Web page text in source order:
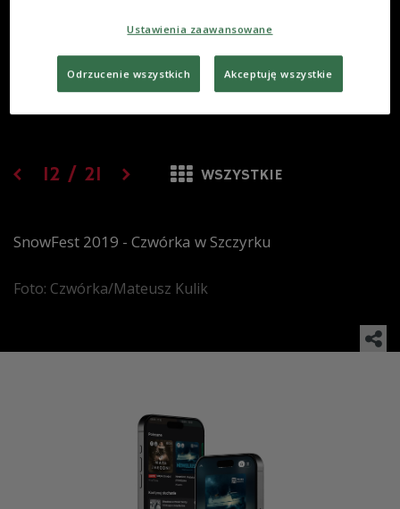
12 / 21 WSZYSTKIE
SnowFest 2019 - Czwórka w Szczyrku
Foto: Czwórka/Mateusz Kulik
Ustawienia zaawansowane
Odrzucenie wszystkich Akceptuję wszystkie